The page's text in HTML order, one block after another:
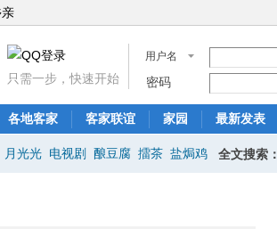
用户名
密码
只需一步，快速开始
各地客家 客家联谊 家园 最新发表
月光光 电视剧 酿豆腐 擂茶 盐焗鸡 全文搜索：